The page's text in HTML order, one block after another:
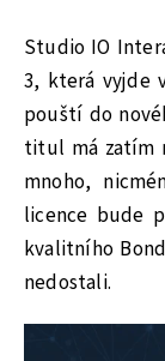
Studio IO
3, která vyjde
pouští do
titul má zatím
mnoho,
licence bude
kvalitního
nedostali.